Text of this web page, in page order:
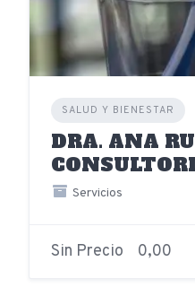
SALUD Y BIENESTAR
DRA. ANA
Servicios
Sin Precio 0,00